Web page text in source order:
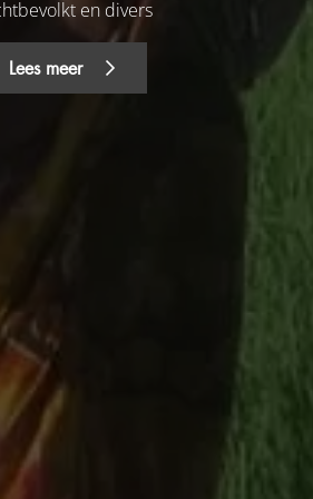
en divers
Lees meer